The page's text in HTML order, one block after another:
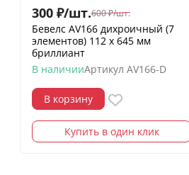
300 ₽/шт.600 ₽/шт.
Бевелс AV166 дихроичный (7
элементов) 112 х 645 мм
бриллиант
В наличииАртикул AV166-D
В корзину
Купить в один клик